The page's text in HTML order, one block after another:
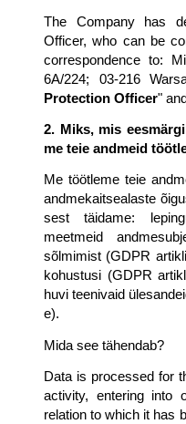
The Company has
Officer, who can be
correspondence to:
6A/224; 03-216
Protection Officer"
2. Miks, mis
me teie andmeid
Me töötleme teie
andmekaitsealaste
sest täidame:
meetmeid
sõlmimist (GDPR
kohustusi (GDPR
huvi teenivaid
e).
Mida see tähendab?
Data is processed for
activity, entering into
relation to which it has